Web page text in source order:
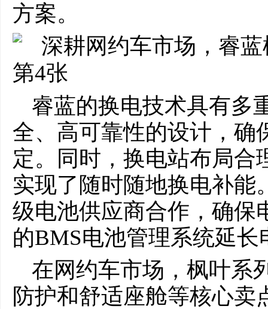
方案。
睿蓝的换电技术具有多
全、高可靠性的设计，确
定。同时，换电站布局合
实现了随时随地换电补能
级电池供应商合作，确保
的BMS电池管理系统延长
在网约车市场，枫叶系
防护和舒适座舱等核心卖